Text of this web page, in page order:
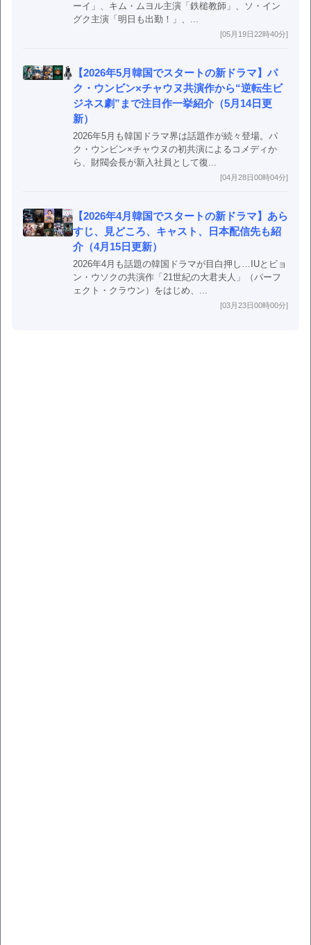
ーイ」、キム・ムヨル主演「鉄槌教師」、ソ・イン
グク主演「明日も出勤！」、...
[05月19日22時40分]
【2026年5月韓国でスタートの新ドラマ】パ
ク・ウンビン×チャウヌ共演作から“逆転生ビ
ジネス劇”まで注目作一挙紹介（5月14日更
新）
2026年5月も韓国ドラマ界は話題作が続々登場。パ
ク・ウンビン×チャウヌの初共演によるコメディか
ら、財閥会長が新入社員として復...
[04月28日00時04分]
【2026年4月韓国でスタートの新ドラマ】あら
すじ、見どころ、キャスト、日本配信先も紹
介（4月15日更新）
2026年4月も話題の韓国ドラマが目白押し…IUとビョ
ン・ウソクの共演作「21世紀の大君夫人」（パーフ
ェクト・クラウン）をはじめ、...
[03月23日00時00分]